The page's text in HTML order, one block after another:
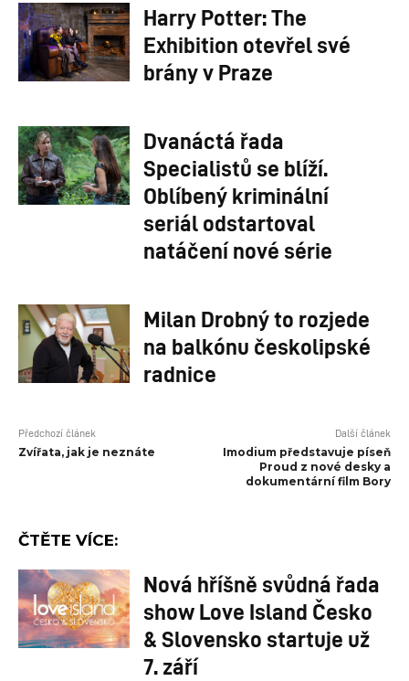
Harry Potter: The
Exhibition otevřel své
brány v Praze
Dvanáctá řada
Specialistů se blíží.
Oblíbený kriminální
seriál odstartoval
natáčení nové série
Milan Drobný to rozjede
na balkónu českolipské
radnice
Předchozí článek
Zvířata, jak je neznáte
Další článek
Imodium představuje píseň
Proud z nové desky a
dokumentární film Bory
ČTĚTE VÍCE:
Nová hříšně svůdná řada
show Love Island Česko
& Slovensko startuje už
7. září